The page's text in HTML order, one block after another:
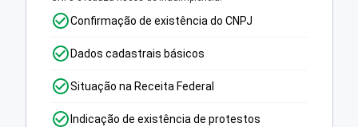
Confirmação de existência do CNPJ
Dados cadastrais básicos
Situação na Receita Federal
Indicação de existência de protestos